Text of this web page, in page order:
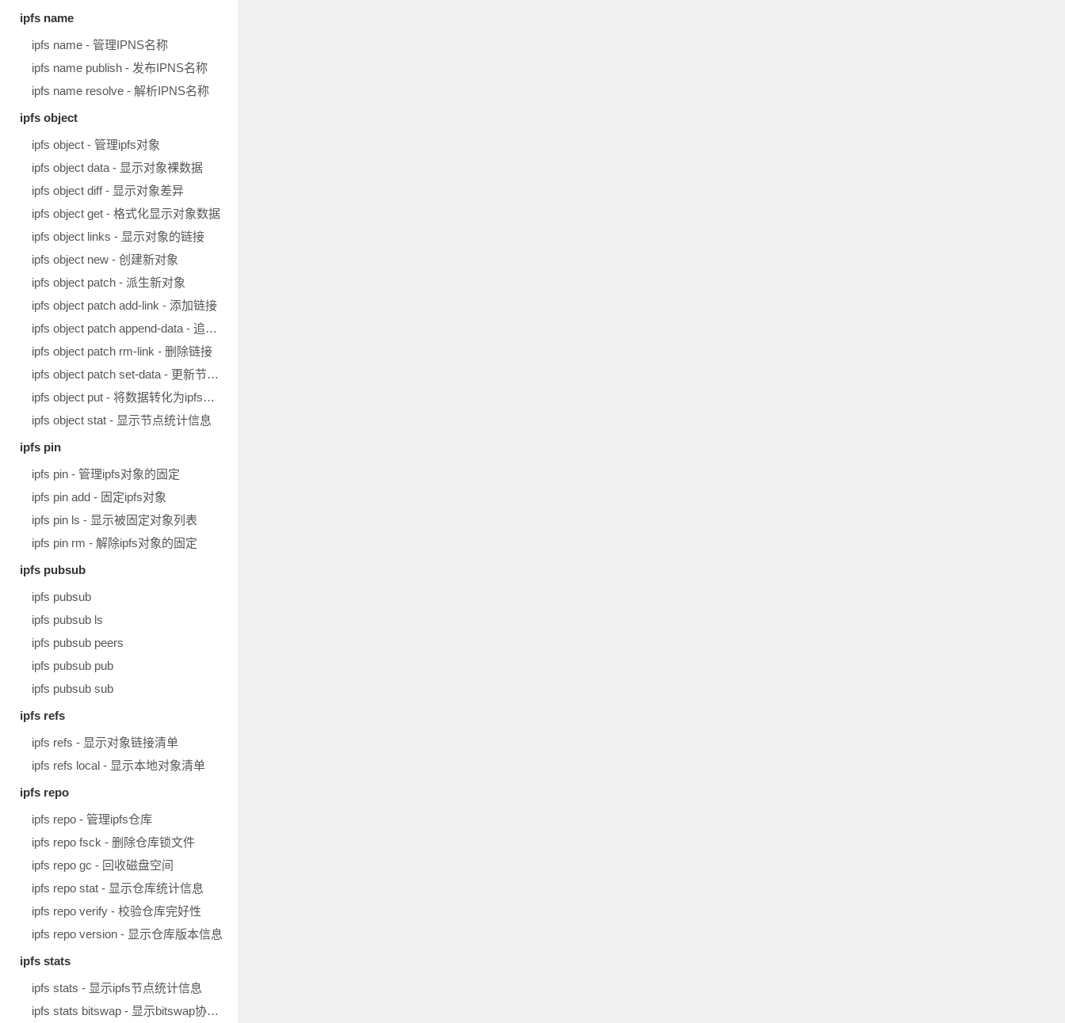
ipfs name
ipfs name - 管理IPNS名称
ipfs name publish - 发布IPNS名称
ipfs name resolve - 解析IPNS名称
ipfs object
ipfs object - 管理ipfs对象
ipfs object data - 显示对象裸数据
ipfs object diff - 显示对象差异
ipfs object get - 格式化显示对象数据
ipfs object links - 显示对象的链接
ipfs object new - 创建新对象
ipfs object patch - 派生新对象
ipfs object patch add-link - 添加链接
ipfs object patch append-data - 追加新数据
ipfs object patch rm-link - 删除链接
ipfs object patch set-data - 更新节点数据
ipfs object put - 将数据转化为ipfs对象
ipfs object stat - 显示节点统计信息
ipfs pin
ipfs pin - 管理ipfs对象的固定
ipfs pin add - 固定ipfs对象
ipfs pin ls - 显示被固定对象列表
ipfs pin rm - 解除ipfs对象的固定
ipfs pubsub
ipfs pubsub
ipfs pubsub ls
ipfs pubsub peers
ipfs pubsub pub
ipfs pubsub sub
ipfs refs
ipfs refs - 显示对象链接清单
ipfs refs local - 显示本地对象清单
ipfs repo
ipfs repo - 管理ipfs仓库
ipfs repo fsck - 删除仓库锁文件
ipfs repo gc - 回收磁盘空间
ipfs repo stat - 显示仓库统计信息
ipfs repo verify - 校验仓库完好性
ipfs repo version - 显示仓库版本信息
ipfs stats
ipfs stats - 显示ipfs节点统计信息
ipfs stats bitswap - 显示bitswap协议统计信息